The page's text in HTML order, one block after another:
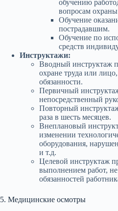
обучению
вопросам охраны
Обучение
пострадавшим.
Обучение по
средств
Инструктажи:
Вводный инструктаж
охране труда или
обязанности.
Первичный
непосредственный
Повторный
раза в шесть месяцев.
Внеплановый
изменении
оборудования,
и т.д.
Целевой инструктаж
выполнением работ,
обязанностей
5. Медицинские осмотры